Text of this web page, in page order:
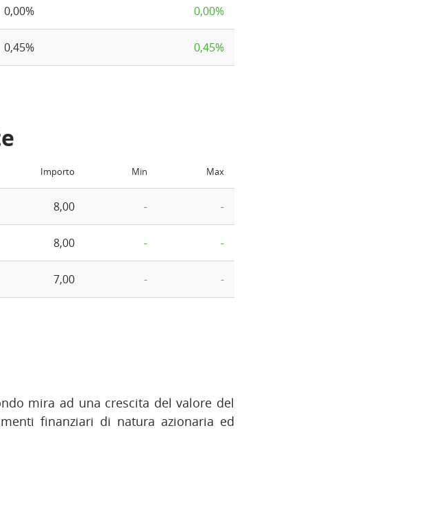
0,00% 0,00%
0,45% 0,45%
Importo Min Max
8,00 - -
8,00 - -
7,00 - -
mira ad una crescita del valore del
finanziari di natura azionaria ed